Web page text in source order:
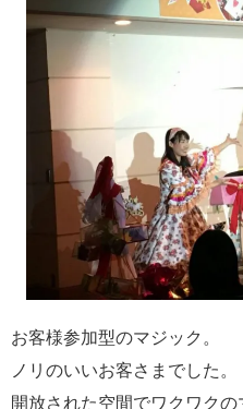
お客様参加型のマジック。
ノリのいいお客さまでした。
開放された空間でワクワクの